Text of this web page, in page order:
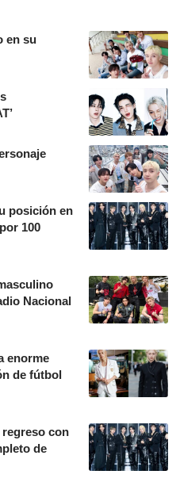
en su
posición en
100
Nacional
enorme
de fútbol
con
de